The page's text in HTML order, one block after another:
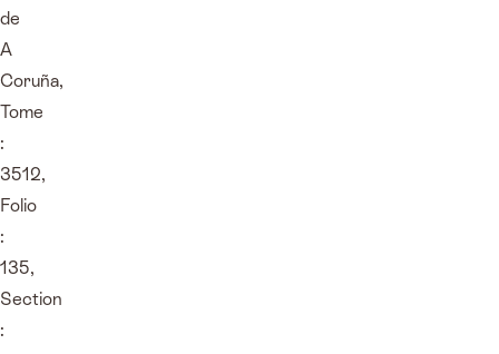
de
A
Coruña,
Tome
:
3512,
Folio
:
135,
Section
: